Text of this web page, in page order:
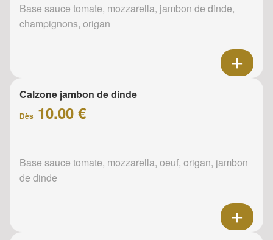
Base sauce tomate, mozzarella, jambon de dinde,
champignons, origan
Calzone jambon de dinde
Dès 10.00 €
Base sauce tomate, mozzarella, oeuf, origan, jambon
de dinde